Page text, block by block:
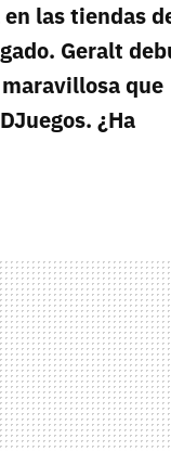
las tiendas
Geralt
que
¿Ha